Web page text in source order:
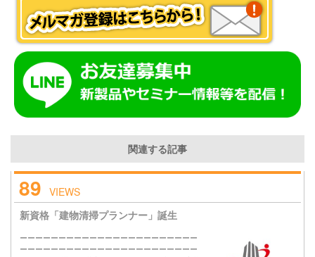
関連する記事
89 VIEWS
新資格「建物清掃プランナー」誕生
ーーーーーーーーーーーーーーーーーーーーーーー
ーーーーーーーーーーーーーーーーーーーーーーー